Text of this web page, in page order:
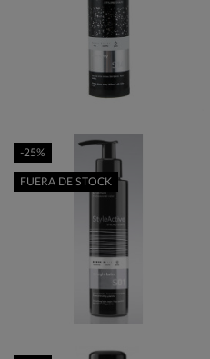
-25%
FUERA DE STOCK